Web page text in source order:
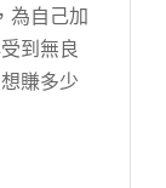
為自己加
到無良
賺多少